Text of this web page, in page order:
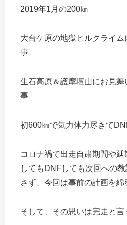
2019年1月の200㎞
大台ケ原の地獄ヒルクライ
事
生石高原＆護摩壇山にお見
事
初600㎞で気力体力尽きて
コロナ禍で出走自粛期間や
してもDNFしても次回への
さず、今回は事前の計画を綿
そして、その思いは完走と